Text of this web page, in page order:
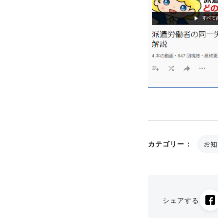
カテゴリー： お
シェアする